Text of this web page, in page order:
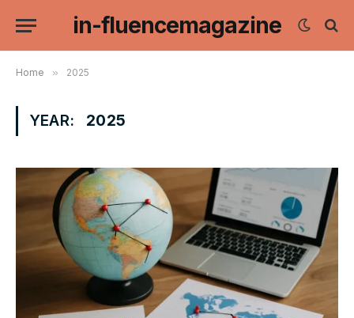
in-fluencemagazine
Home » 2025
YEAR: 2025